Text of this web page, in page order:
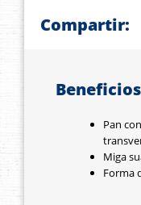
Compartir:
Beneficios
Pan
Miga
Forma